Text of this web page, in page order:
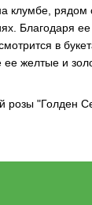
клумбе, рядом
Благодаря
в
желтые и
розы "Голден